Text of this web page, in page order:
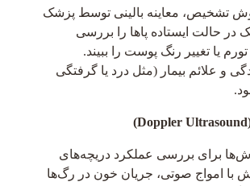
تشخیص، معاینه بالینی توسط پزشک
حالت ایستاده پاها را بررسی
یا تغییر رنگ پوست را ببیند.
و علائم بیمار (مثل درد یا گرفتگی
برای بررسی عملکرد دریچه‌های
با امواج صوتی، جریان خون در رگ‌ها